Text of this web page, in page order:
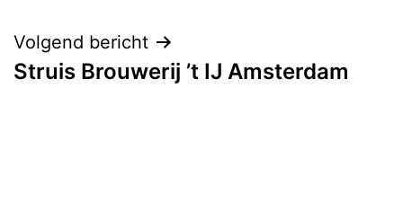
Volgend bericht
Struis Brouwerij ’t IJ Amsterdam